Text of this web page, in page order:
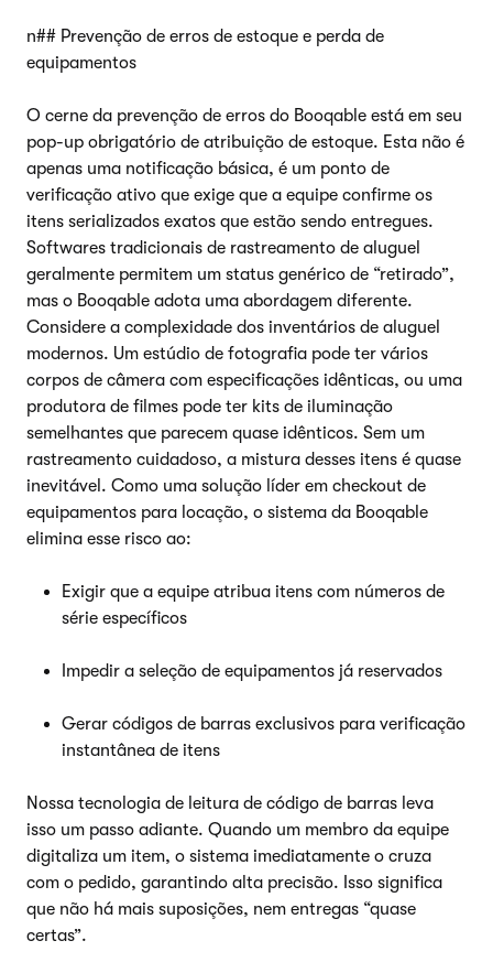
n## Prevenção de erros de estoque e perda de
equipamentos
O cerne da prevenção de erros do Booqable está em seu
pop-up obrigatório de atribuição de estoque. Esta não é
apenas uma notificação básica, é um ponto de
verificação ativo que exige que a equipe confirme os
itens serializados exatos que estão sendo entregues.
Softwares tradicionais de rastreamento de aluguel
geralmente permitem um status genérico de “retirado”,
mas o Booqable adota uma abordagem diferente.
Considere a complexidade dos inventários de aluguel
modernos. Um estúdio de fotografia pode ter vários
corpos de câmera com especificações idênticas, ou uma
produtora de filmes pode ter kits de iluminação
semelhantes que parecem quase idênticos. Sem um
rastreamento cuidadoso, a mistura desses itens é quase
inevitável. Como uma solução líder em checkout de
equipamentos para locação, o sistema da Booqable
elimina esse risco ao:
Exigir que a equipe atribua itens com números de
série específicos
Impedir a seleção de equipamentos já reservados
Gerar códigos de barras exclusivos para verificação
instantânea de itens
Nossa tecnologia de leitura de código de barras leva
isso um passo adiante. Quando um membro da equipe
digitaliza um item, o sistema imediatamente o cruza
com o pedido, garantindo alta precisão. Isso significa
que não há mais suposições, nem entregas “quase
certas”.